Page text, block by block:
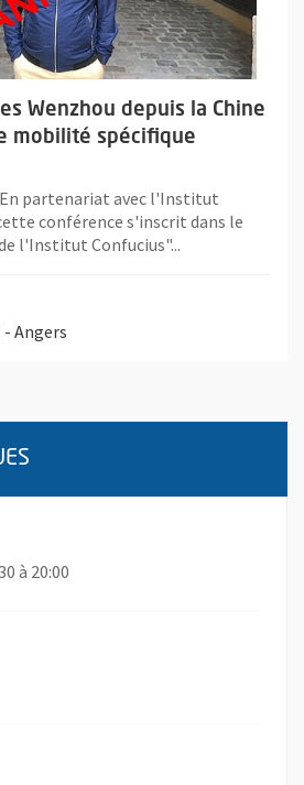
Wenzhou depuis la Chine
mobilité spécifique
partenariat avec l'Institut
conférence s'inscrit dans le
l'Institut Confucius"...
Angers
à 20:00